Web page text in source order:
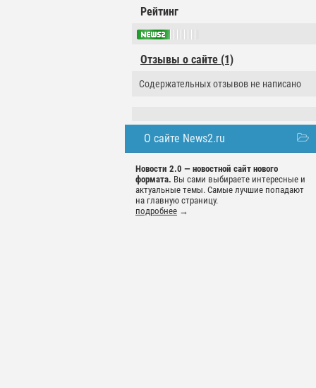
Рейтинг
Отзывы о сайте (1)
Содержательных отзывов не написано
О сайте News2.ru
Новости 2.0 — новостной сайт нового
формата. Вы сами выбираете интересные и
актуальные темы. Самые лучшие попадают
на главную страницу.
подробнее →